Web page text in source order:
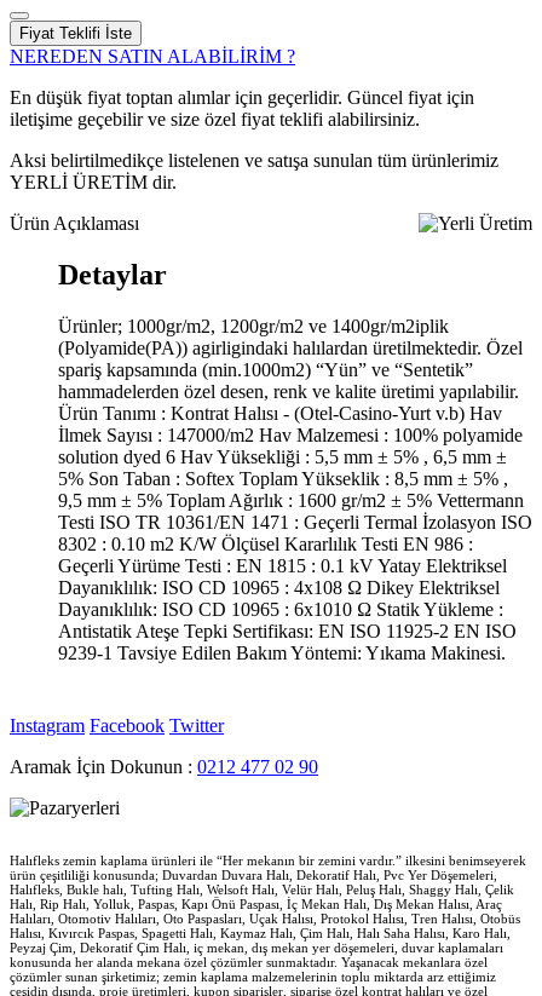
Fiyat Teklifi İste
NEREDEN SATIN ALABİLİRİM ?
En düşük fiyat toptan alımlar için geçerlidir. Güncel fiyat için
iletişime geçebilir ve size özel fiyat teklifi alabilirsiniz.
Aksi belirtilmedikçe listelenen ve satışa sunulan tüm ürünlerimiz
YERLİ ÜRETİM dir.
Ürün Açıklaması
Detaylar
Ürünler; 1000gr/m2, 1200gr/m2 ve 1400gr/m2iplik
(Polyamide(PA)) agirligindaki halılardan üretilmektedir. Özel
spariş kapsamında (min.1000m2) “Yün” ve “Sentetik”
hammadelerden özel desen, renk ve kalite üretimi yapılabilir.
Ürün Tanımı : Kontrat Halısı - (Otel-Casino-Yurt v.b) Hav
İlmek Sayısı : 147000/m2 Hav Malzemesi : 100% polyamide
solution dyed 6 Hav Yüksekliği : 5,5 mm ± 5% , 6,5 mm ±
5% Son Taban : Softex Toplam Yükseklik : 8,5 mm ± 5% ,
9,5 mm ± 5% Toplam Ağırlık : 1600 gr/m2 ± 5% Vettermann
Testi ISO TR 10361/EN 1471 : Geçerli Termal İzolasyon ISO
8302 : 0.10 m2 K/W Ölçüsel Kararlılık Testi EN 986 :
Geçerli Yürüme Testi : EN 1815 : 0.1 kV Yatay Elektriksel
Dayanıklılık: ISO CD 10965 : 4x108 Ω Dikey Elektriksel
Dayanıklılık: ISO CD 10965 : 6x1010 Ω Statik Yükleme :
Antistatik Ateşe Tepki Sertifikası: EN ISO 11925-2 EN ISO
9239-1 Tavsiye Edilen Bakım Yöntemi: Yıkama Makinesi.
Instagram Facebook Twitter
Aramak İçin Dokunun : 0212 477 02 90
Halıfleks zemin kaplama ürünleri ile “Her mekanın bir zemini vardır.” ilkesini benimseyerek
ürün çeşitliliği konusunda; Duvardan Duvara Halı, Dekoratif Halı, Pvc Yer Döşemeleri,
Halıfleks, Bukle halı, Tufting Halı, Welsoft Halı, Velür Halı, Peluş Halı, Shaggy Halı, Çelik
Halı, Rip Halı, Yolluk, Paspas, Kapı Önü Paspası, İç Mekan Halı, Dış Mekan Halısı, Araç
Halıları, Otomotiv Halıları, Oto Paspasları, Uçak Halısı, Protokol Halısı, Tren Halısı, Otobüs
Halısı, Kıvırcık Paspas, Spagetti Halı, Kaymaz Halı, Çim Halı, Halı Saha Halısı, Karo Halı,
Peyzaj Çim, Dekoratif Çim Halı, iç mekan, dış mekan yer döşemeleri, duvar kaplamaları
konusunda her alanda mekana özel çözümler sunmaktadır. Yaşanacak mekanlara özel
çözümler sunan şirketimiz; zemin kaplama malzemelerinin toplu miktarda arz ettiğimiz
çeşidin dışında, proje üretimleri, kupon siparişler, siparişe özel kontrat halıları ve özel